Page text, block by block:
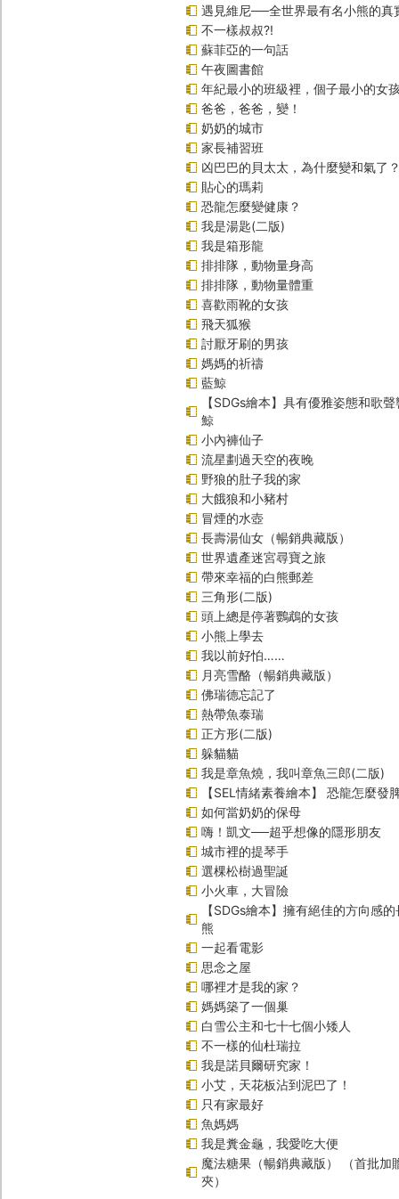
遇見維尼──全世界最有名小熊的真
不一樣叔叔?!
蘇菲亞的一句話
午夜圖書館
年紀最小的班級裡，個子最小的女
爸爸，爸爸，變！
奶奶的城市
家長補習班
凶巴巴的貝太太，為什麼變和氣了
貼心的瑪莉
恐龍怎麼變健康？
我是湯匙(二版)
我是箱形龍
排排隊，動物量身高
排排隊，動物量體重
喜歡雨靴的女孩
飛天狐猴
討厭牙刷的男孩
媽媽的祈禱
藍鯨
【SDGs繪本】具有優雅姿態和歌
鯨
小內褲仙子
流星劃過天空的夜晚
野狼的肚子我的家
大餓狼和小豬村
冒煙的水壺
長壽湯仙女（暢銷典藏版）
世界遺產迷宮尋寶之旅
帶來幸福的白熊郵差
三角形(二版)
頭上總是停著鸚鵡的女孩
小熊上學去
我以前好怕……
月亮雪酪（暢銷典藏版）
佛瑞德忘記了
熱帶魚泰瑞
正方形(二版)
躲貓貓
我是章魚燒，我叫章魚三郎(二版)
【SEL情緒素養繪本】 恐龍怎麼發
如何當奶奶的保母
嗨！凱文──超乎想像的隱形朋友
城市裡的提琴手
選棵松樹過聖誕
小火車，大冒險
【SDGs繪本】擁有絕佳的方向感
熊
一起看電影
思念之屋
哪裡才是我的家？
媽媽築了一個巢
白雪公主和七十七個小矮人
不一樣的仙杜瑞拉
我是諾貝爾研究家！
小艾，天花板沾到泥巴了！
只有家最好
魚媽媽
我是糞金龜，我愛吃大便
魔法糖果（暢銷典藏版） （首批加
夾）